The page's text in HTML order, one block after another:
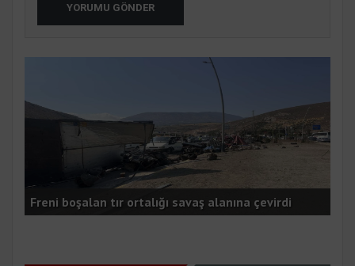
YORUMU GÖNDER
Payasta minibüs alevlere teslim oldu